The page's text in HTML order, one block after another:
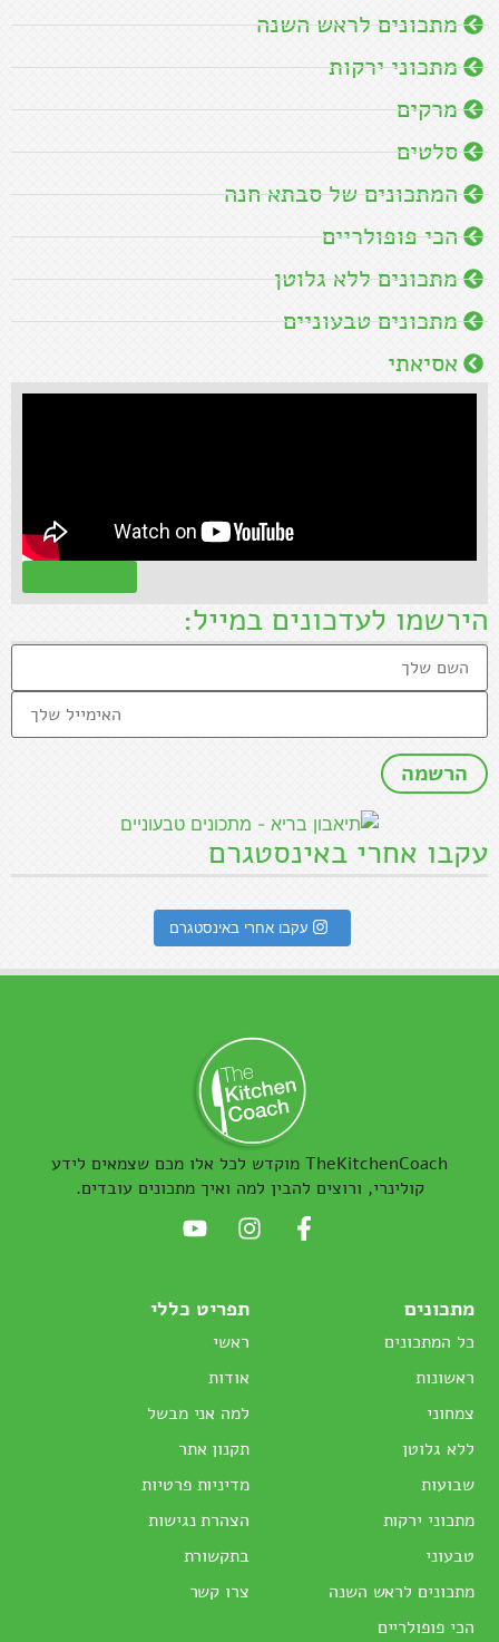
מתכונים לראש השנה
מתכוני ירקות
מרקים
סלטים
המתכונים של סבתא חנה
הכי פופולריים
מתכונים ללא גלוטן
מתכונים טבעוניים
אסיאתי
הירשמו לעדכונים במייל:
עקבו אחרי באינסטגרם
עקבו אחרי באינסטגרם
TheKitchenCoach מוקדש לכל אלו מכם שצמאים לידע
קולינרי, ורוצים להבין למה ואיך מתכונים עובדים.
מתכונים
כל המתכונים
ראשונות
צמחוני
ללא גלוטן
שבועות
מתכוני ירקות
טבעוני
מתכונים לראש השנה
הכי פופולריים
תפריט כללי
ראשי
אודות
למה אני מבשל
תקנון אתר
מדיניות פרטיות
הצהרת נגישות
בתקשורת
צרו קשר